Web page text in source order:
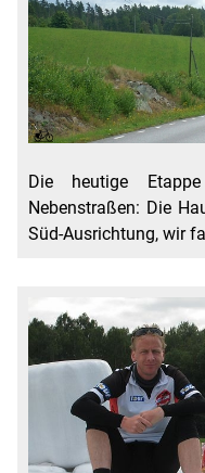
Die heutige
Nebenstraßen: Die
Süd-Ausrichtung, wir